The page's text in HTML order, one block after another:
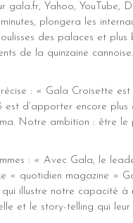
gala.fr, Yahoo, YouTube,
plongera les
des palaces et
de la quinzaine
: « Gala Croisette
d’apporter encore plus
Notre ambition : être
: « Avec Gala, le
« quotidien magazine »
illustre notre capacité à
et le story-telling qui leur